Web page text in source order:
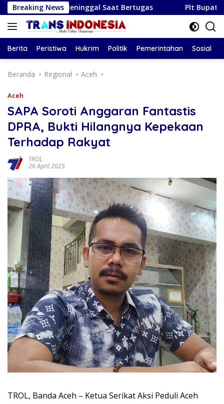
Langsung
ke
konten
Breaking News
Meninggal Saat Bertugas Plt Bupati Tulungagung
Berita Peristiwa Hukrim Politik Pemerintahan Sosial
Beranda Regional Aceh
Aceh
SAPA Soroti Anggaran Fantastis
DPRA, Bukti Hilangnya Kepekaan
Terhadap Rakyat
TROL
26 April 2025
TROL, Banda Aceh – Ketua Serikat Aksi Peduli Aceh